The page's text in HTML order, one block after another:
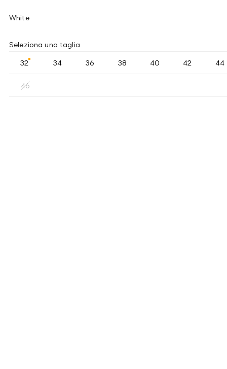
White
Seleziona una taglia
32 34 36 38 40 42 44
46